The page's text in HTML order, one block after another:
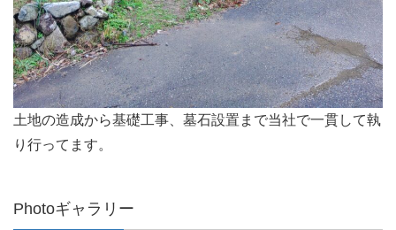
土地の造成から基礎工事、墓石設置まで当社で一貫して執
り行ってます。
Photoギャラリー